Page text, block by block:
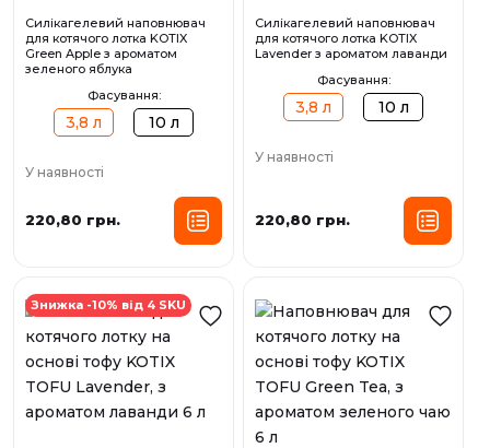
Силікагелевий наповнювач
для котячого лотка KOTIX
Green Apple з ароматом
зеленого яблука
Фасування:
3,8 л 10 л
У наявності
220,80 грн.
Силікагелевий наповнювач
для котячого лотка KOTIX
Lavender з ароматом лаванди
Фасування:
3,8 л 10 л
У наявності
220,80 грн.
Знижка -10% від 4 SKU